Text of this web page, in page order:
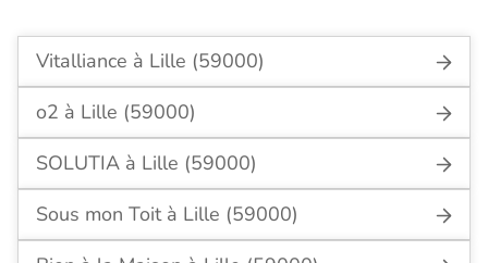
Vitalliance à Lille (59000)
o2 à Lille (59000)
SOLUTIA à Lille (59000)
Sous mon Toit à Lille (59000)